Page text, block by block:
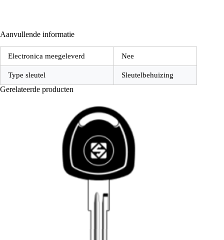
Aanvullende informatie
Electronica meegeleverd Nee
Type sleutel Sleutelbehuizing
Gerelateerde producten